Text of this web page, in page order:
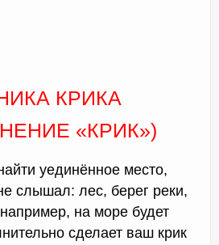
КРИКА
«КРИК»)
уединённое место,
слышал: лес, берег реки,
на море будет
сделает ваш крик